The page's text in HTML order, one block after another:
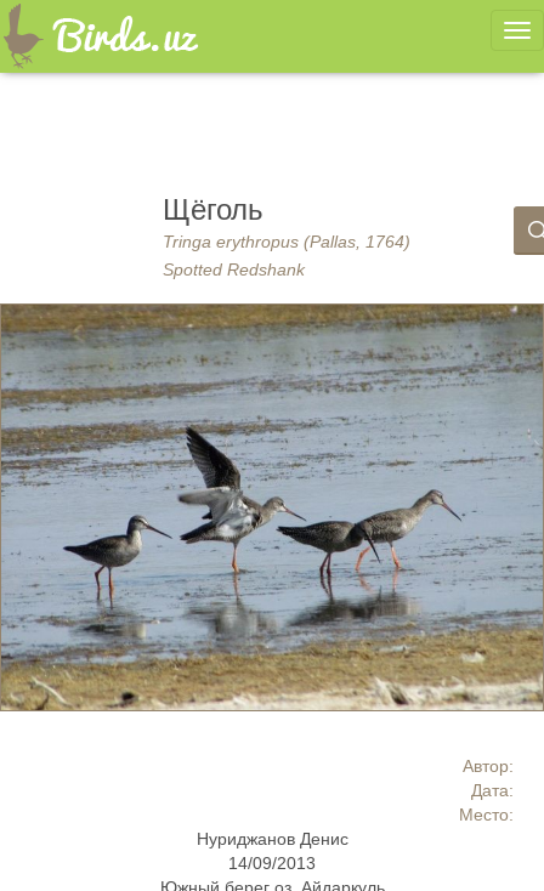
Щёголь
Tringa erythropus (Pallas, 1764)
Spotted Redshank
Автор:
Дата:
Место:
Нуриджанов Денис
14/09/2013